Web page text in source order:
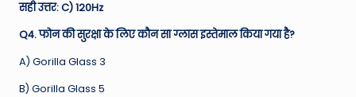
सही उत्तर: C) 120Hz
Q4. फोन की सुरक्षा के लिए कौन सा ग्लास इस्तेमाल किया गया है?
A) Gorilla Glass 3
B) Gorilla Glass 5